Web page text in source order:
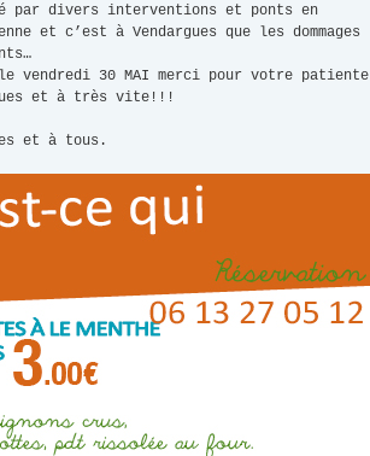
par divers interventions et ponts en
et c’est à Vendargues que les dommages
le vendredi 30 MAI merci pour votre patiente
et à très vite!!!
et à tous.